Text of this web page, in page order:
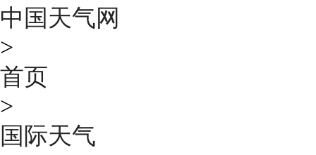
中国天气网
>
首页
>
国际天气